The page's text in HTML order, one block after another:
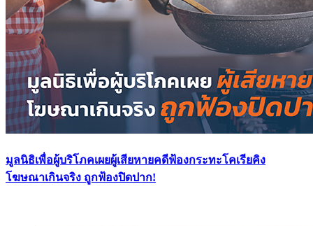
มูลนิธิเพื่อผู้บริโภคเผยผู้เสียหายคดีฟ้องกระทะโคเรียคิง
โฆษณาเกินจริง ถูกฟ้องปิดปาก!